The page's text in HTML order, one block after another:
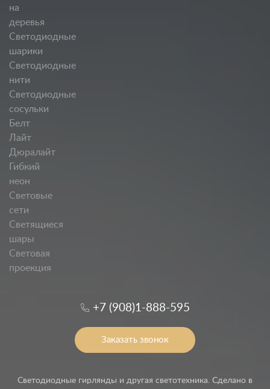
на
деревья
Светодиодные
шарики
Светодиодные
нити
Светодиодные
сосульки
Белт
Лайт
Дюралайт
Гибкий
неон
Световые
сети
Светящиеся
шары
Световая
проекция
+7 (908)1-888-595
Заказать звонок
Светодиодные гирлянды и другая светотехника. Сделано в